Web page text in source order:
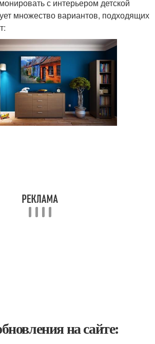
с интерьером детской
множество вариантов, подходящих
на сайте: